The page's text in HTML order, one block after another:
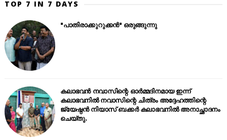
TOP 7 IN 7 DAYS
"പാതിരാക്കുറുക്കൻ" ഒരുങ്ങുന്നു
കലാഭവൻ നവാസിന്റെ ഓർമ്മദിനമായ ഇന്ന്
കലാഭവനിൽ നവാസിന്റെ ചിത്രം അദ്ദേഹത്തിന്റെ
ജ്യേഷ്ഠൻ നിയാസ് ബക്കർ കലാഭവനിൽ അനാച്ഛാദനം
ചെയ്തു.